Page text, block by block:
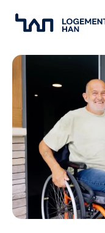
Vision
Approche
Équipe